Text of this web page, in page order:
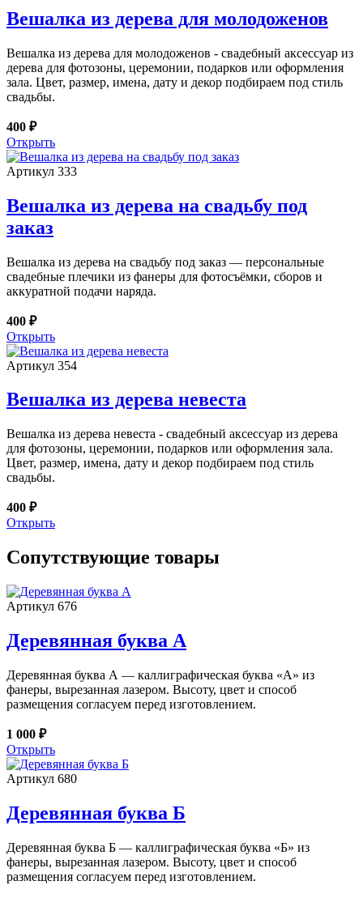
Вешалка из дерева для молодоженов
Вешалка из дерева для молодоженов - свадебный аксессуар из
дерева для фотозоны, церемонии, подарков или оформления
зала. Цвет, размер, имена, дату и декор подбираем под стиль
свадьбы.
400 ₽
Открыть
Артикул 333
Вешалка из дерева на свадьбу под
заказ
Вешалка из дерева на свадьбу под заказ — персональные
свадебные плечики из фанеры для фотосъёмки, сборов и
аккуратной подачи наряда.
400 ₽
Открыть
Артикул 354
Вешалка из дерева невеста
Вешалка из дерева невеста - свадебный аксессуар из дерева
для фотозоны, церемонии, подарков или оформления зала.
Цвет, размер, имена, дату и декор подбираем под стиль
свадьбы.
400 ₽
Открыть
Сопутствующие товары
Артикул 676
Деревянная буква А
Деревянная буква А — каллиграфическая буква «А» из
фанеры, вырезанная лазером. Высоту, цвет и способ
размещения согласуем перед изготовлением.
1 000 ₽
Открыть
Артикул 680
Деревянная буква Б
Деревянная буква Б — каллиграфическая буква «Б» из
фанеры, вырезанная лазером. Высоту, цвет и способ
размещения согласуем перед изготовлением.